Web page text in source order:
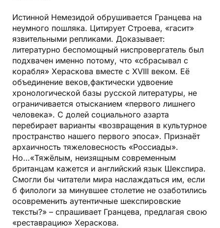
Истинной Немезидой обрушивается Гранцева на
неумного пошляка. Цитирует Строева, «гасит»
язвительными репликами. Доказывает:
литературно беспомощный ниспровергатель был
подхвачен именно потому, что «сбрасывал с
корабля» Хераскова вместе с XVIII веком. Её
объединение веков,фактически удвоение
хронологической базы русской литературы, не
ограничивается отысканием «первого лишнего
человека». С долей социального азарта
перебирает варианты «возвращения в культурное
пространство нашего первого эпоса». Признаёт
архаичность тяжеловесность «Россиады».
Но…«Тяжёлым, неизящным современным
британцам кажется и английский язык Шекспира.
Смогли бы читатели мира наслаждаться им, если
б филологи за минувшее столетие не озаботились
осовременить аутентичные шекспировские
тексты?» – спрашивает Гранцева, предлагая свою
«реставрацию» Хераскова.